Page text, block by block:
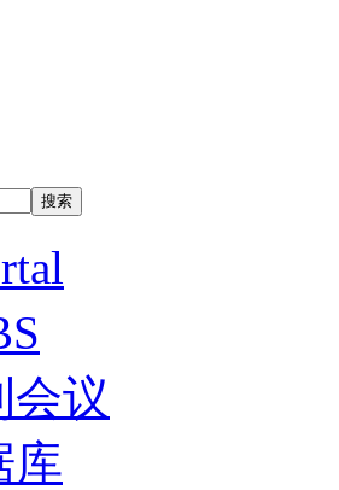
搜索
会议
库